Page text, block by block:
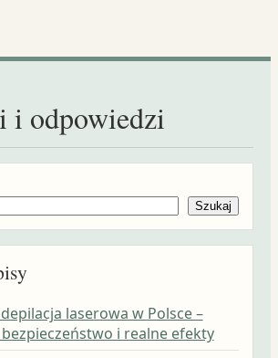
i odpowiedzi
Szukaj
laserowa w Polsce –
i realne efekty